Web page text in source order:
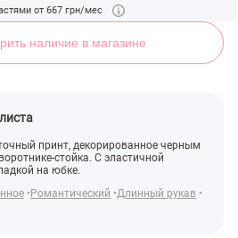
от 667 грн/мес
наличие в магазине
принт, декорированное черным
стойка. С эластичной
на юбке.
Романтический Длинный рукав
(арт. 39666) ♡ интернет-магазин